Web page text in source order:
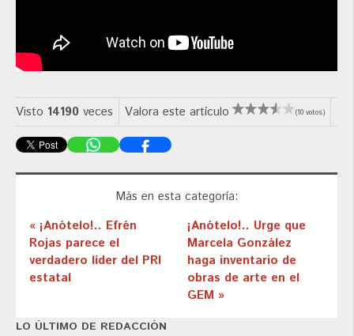
Visto 14190 veces Valora este artículo (10 votos)
Más en esta categoría:
« ¡Anótelo!.. Efrén
Rojas parece el
verdadero líder del PRI
estatal
¡Anótelo!.. Urge que
Marcela González
haga inventario de
obras de arte en el
GEM »
LO ÚLTIMO DE REDACCIÓN